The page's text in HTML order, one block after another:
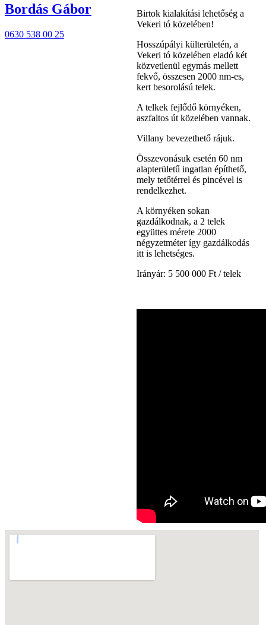
Bordás Gábor
0630 538 00 25
Birtok kialakítási lehetőség a
Vekeri tó közelében!
Hosszúpályi külterületén, a
Vekeri tó közelében eladó két
közvetlenül egymás mellett
fekvő, összesen 2000 nm-es,
kert besorolású telek.
A telkek fejlődő környéken,
aszfaltos út közelében vannak.
Villany bevezethető rájuk.
Összevonásuk esetén 60 nm
alapterületű ingatlan építhető,
mely tetőtérrel és pincével is
rendelkezhet.
A környéken sokan
gazdálkodnak, a 2 telek
együttes mérete 2000
négyzetméter így gazdálkodás
itt is lehetséges.
Irányár: 5 500 000 Ft / telek